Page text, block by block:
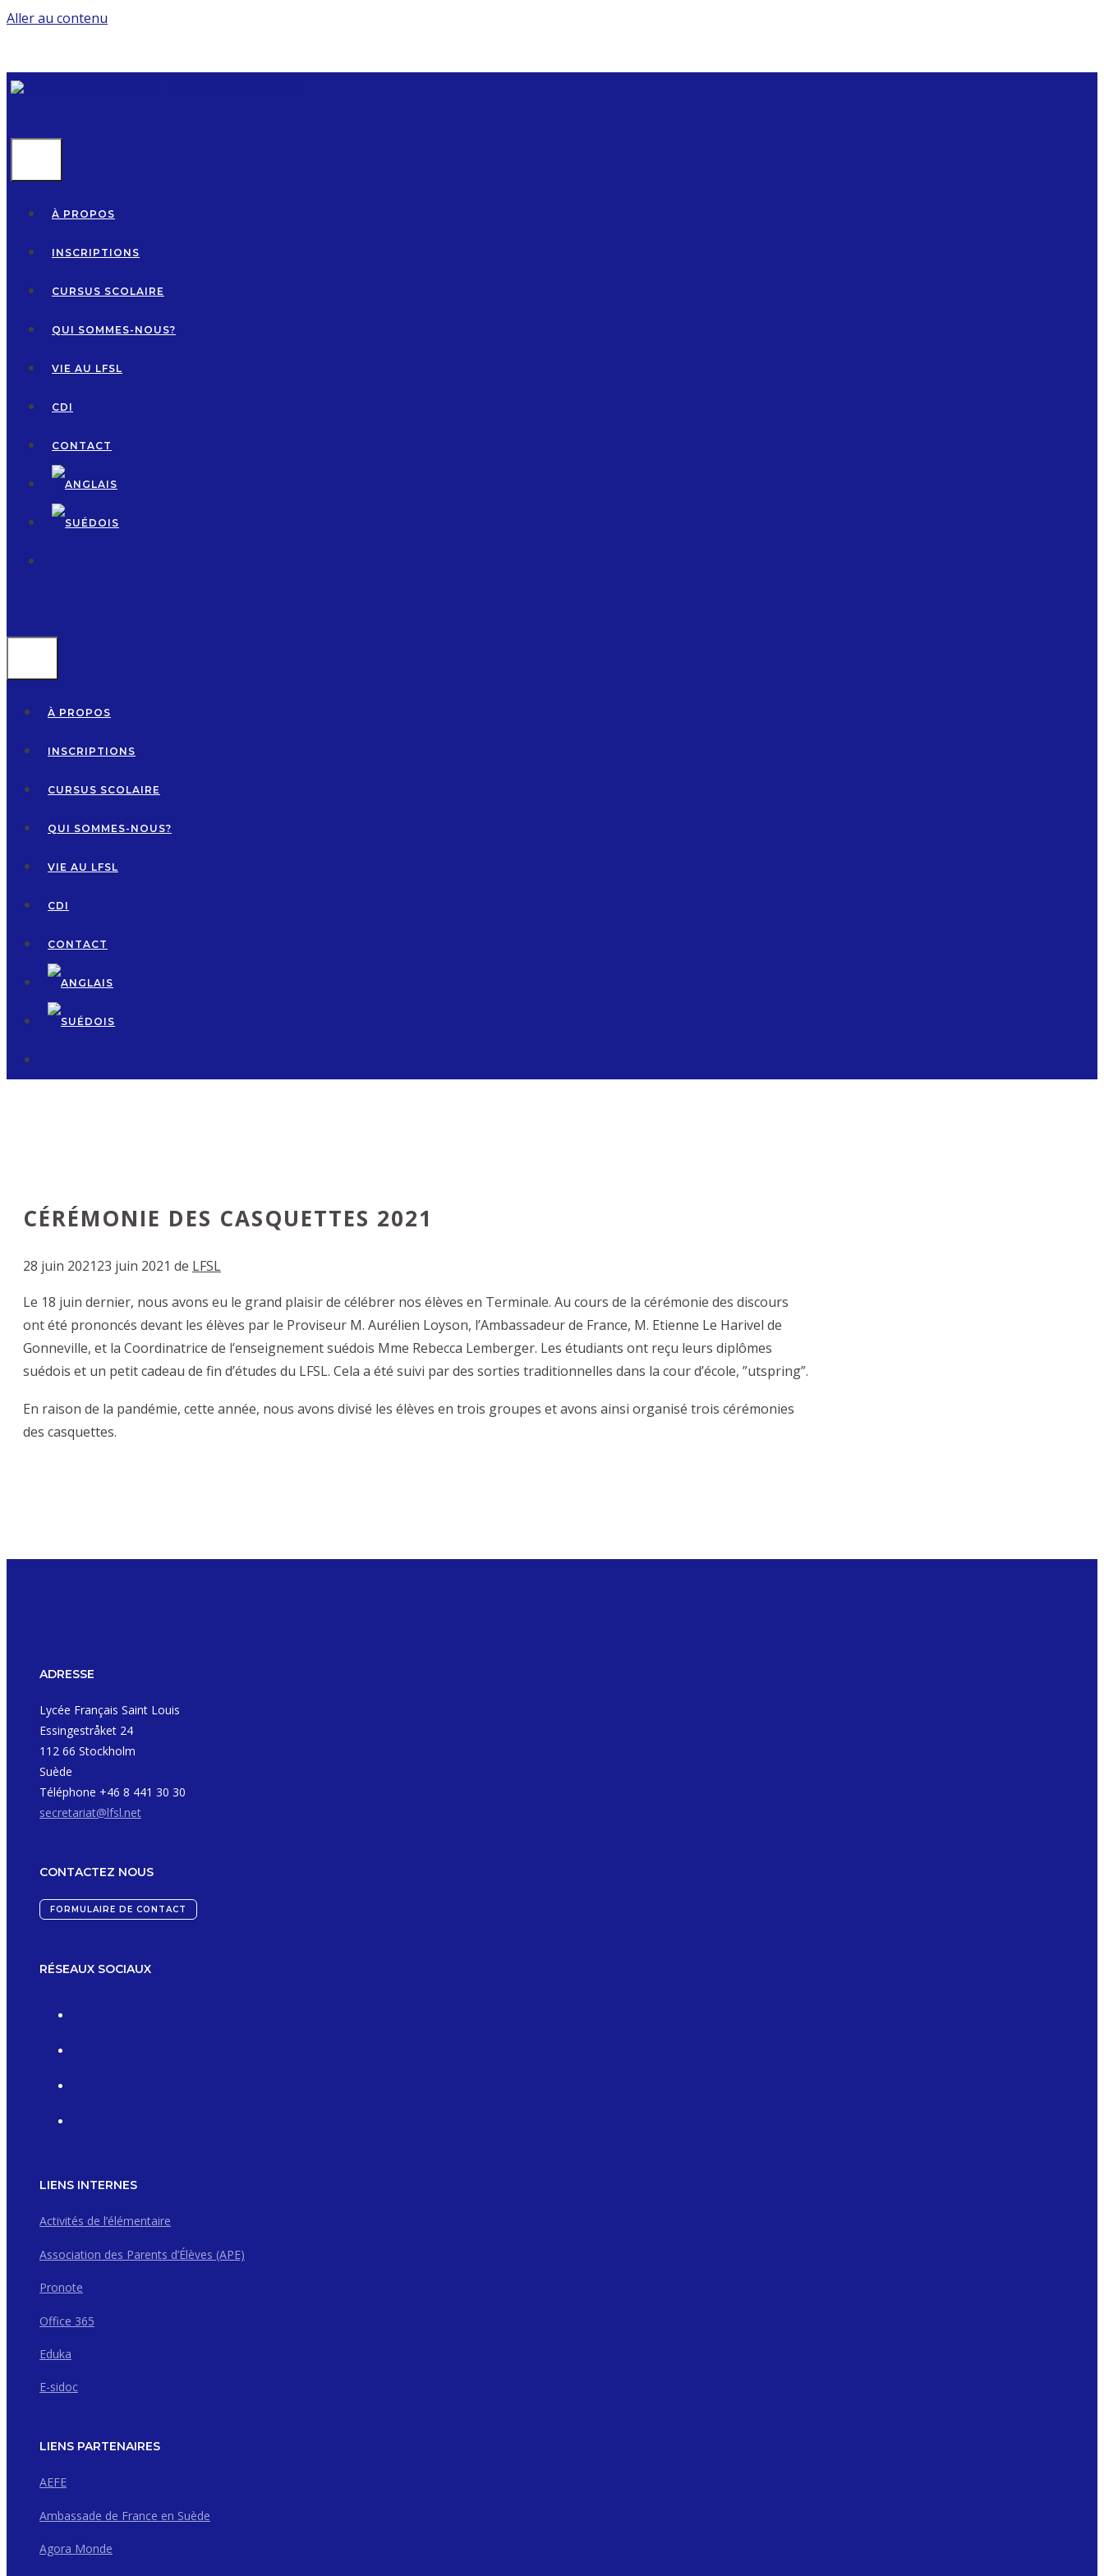
Aller au contenu
À PROPOS
INSCRIPTIONS
CURSUS SCOLAIRE
QUI SOMMES-NOUS?
VIE AU LFSL
CDI
CONTACT
À PROPOS
INSCRIPTIONS
CURSUS SCOLAIRE
QUI SOMMES-NOUS?
VIE AU LFSL
CDI
CONTACT
CÉRÉMONIE DES CASQUETTES 2021
28 juin 202123 juin 2021 de LFSL
Le 18 juin dernier, nous avons eu le grand plaisir de célébrer nos élèves en Terminale. Au cours de la cérémonie des discours
ont été prononcés devant les élèves par le Proviseur M. Aurélien Loyson, l’Ambassadeur de France, M. Etienne Le Harivel de
Gonneville, et la Coordinatrice de l’enseignement suédois Mme Rebecca Lemberger. Les étudiants ont reçu leurs diplômes
suédois et un petit cadeau de fin d’études du LFSL. Cela a été suivi par des sorties traditionnelles dans la cour d’école, ”utspring”.
En raison de la pandémie, cette année, nous avons divisé les élèves en trois groupes et avons ainsi organisé trois cérémonies
des casquettes.
ADRESSE
Lycée Français Saint Louis
Essingestråket 24
112 66 Stockholm
Suède
Téléphone +46 8 441 30 30
secretariat@lfsl.net
CONTACTEZ NOUS
FORMULAIRE DE CONTACT
RÉSEAUX SOCIAUX
LIENS INTERNES
Activités de l’élémentaire
Association des Parents d’Élèves (APE)
Pronote
Office 365
Eduka
E-sidoc
LIENS PARTENAIRES
AEFE
Ambassade de France en Suède
Agora Monde